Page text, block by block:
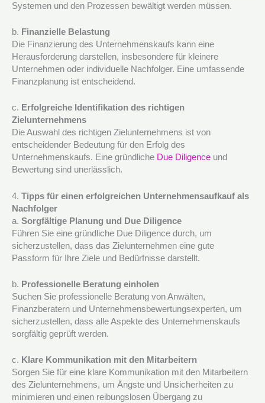
Systemen und den Prozessen bewältigt werden müssen.
b. Finanzielle Belastung
Die Finanzierung des Unternehmenskaufs kann eine
Herausforderung darstellen, insbesondere für kleinere
Unternehmen oder individuelle Nachfolger. Eine umfassende
Finanzplanung ist entscheidend.
c. Erfolgreiche Identifikation des richtigen
Zielunternehmens
Die Auswahl des richtigen Zielunternehmens ist von
entscheidender Bedeutung für den Erfolg des
Unternehmenskaufs. Eine gründliche Due Diligence und
Bewertung sind unerlässlich.
4. Tipps für einen erfolgreichen Unternehmensaufkauf als
Nachfolger
a. Sorgfältige Planung und Due Diligence
Führen Sie eine gründliche Due Diligence durch, um
sicherzustellen, dass das Zielunternehmen eine gute
Passform für Ihre Ziele und Bedürfnisse darstellt.
b. Professionelle Beratung einholen
Suchen Sie professionelle Beratung von Anwälten,
Finanzberatern und Unternehmensbewertungsexperten, um
sicherzustellen, dass alle Aspekte des Unternehmenskaufs
sorgfältig geprüft werden.
c. Klare Kommunikation mit den Mitarbeitern
Sorgen Sie für eine klare Kommunikation mit den Mitarbeitern
des Zielunternehmens, um Ängste und Unsicherheiten zu
minimieren und einen reibungslosen Übergang zu